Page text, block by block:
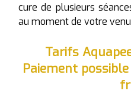
cure de plusieurs
au moment de votre
Tarifs
Paiement